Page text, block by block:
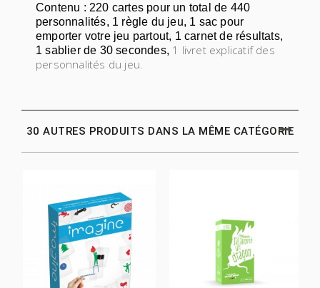
Contenu : 220 cartes pour un total de 440
personnalités, 1 règle du jeu, 1 sac pour
emporter votre jeu partout, 1 carnet de résultats,
1 sablier de 30 secondes, 1 livret explicatif des
personnalités du jeu.
30 AUTRES PRODUITS DANS LA MÊME CATÉGORIE